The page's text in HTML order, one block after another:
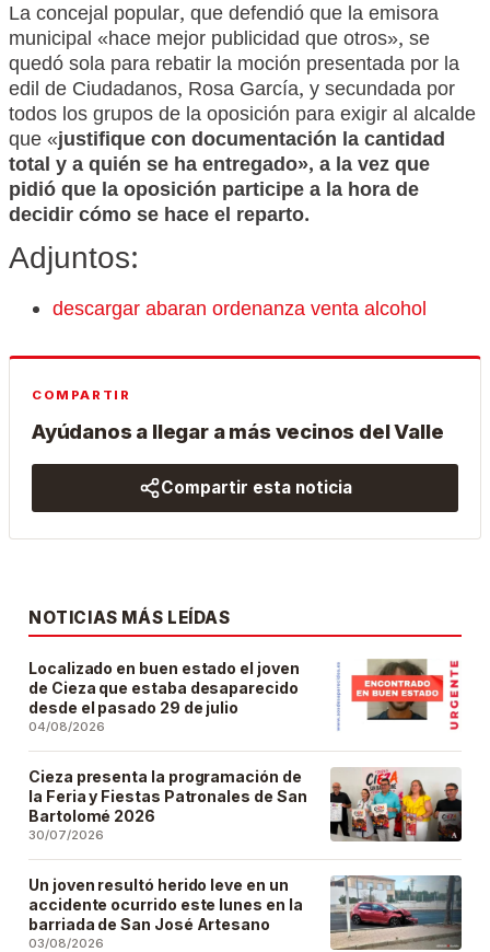
La concejal popular, que defendió que la emisora
municipal «hace mejor publicidad que otros», se
quedó sola para rebatir la moción presentada por la
edil de Ciudadanos, Rosa García, y secundada por
todos los grupos de la oposición para exigir al alcalde
que «justifique con documentación la cantidad
total y a quién se ha entregado», a la vez que
pidió que la oposición participe a la hora de
decidir cómo se hace el reparto.
Adjuntos:
descargar abaran ordenanza venta alcohol
COMPARTIR
Ayúdanos a llegar a más vecinos del Valle
Compartir esta noticia
NOTICIAS MÁS LEÍDAS
Localizado en buen estado el joven
de Cieza que estaba desaparecido
desde el pasado 29 de julio
04/08/2026
Cieza presenta la programación de
la Feria y Fiestas Patronales de San
Bartolomé 2026
30/07/2026
Un joven resultó herido leve en un
accidente ocurrido este lunes en la
barriada de San José Artesano
03/08/2026